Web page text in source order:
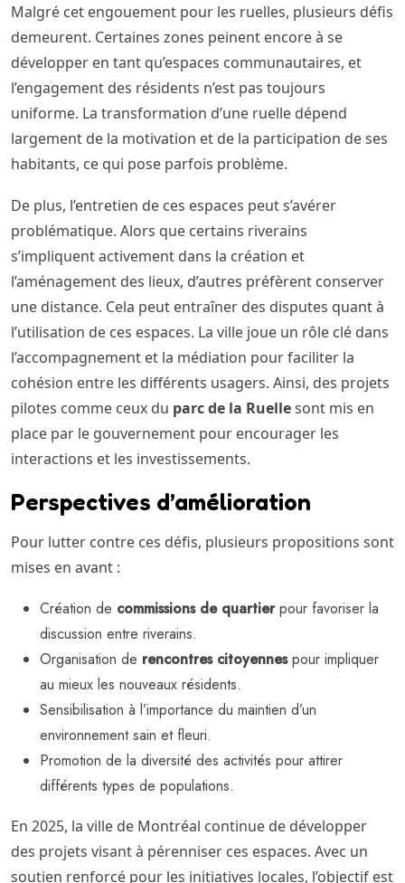
Malgré cet engouement pour les ruelles, plusieurs défis
demeurent. Certaines zones peinent encore à se
développer en tant qu’espaces communautaires, et
l’engagement des résidents n’est pas toujours
uniforme. La transformation d’une ruelle dépend
largement de la motivation et de la participation de ses
habitants, ce qui pose parfois problème.
De plus, l’entretien de ces espaces peut s’avérer
problématique. Alors que certains riverains
s’impliquent activement dans la création et
l’aménagement des lieux, d’autres préfèrent conserver
une distance. Cela peut entraîner des disputes quant à
l’utilisation de ces espaces. La ville joue un rôle clé dans
l’accompagnement et la médiation pour faciliter la
cohésion entre les différents usagers. Ainsi, des projets
pilotes comme ceux du parc de la Ruellesont mis en
place par le gouvernement pour encourager les
interactions et les investissements.
Perspectives d’amélioration
Pour lutter contre ces défis, plusieurs propositions sont
mises en avant :
Création de commissions de quartierpour favoriser la
discussion entre riverains.
Organisation de rencontres citoyennespour impliquer
au mieux les nouveaux résidents.
Sensibilisation à l’importance du maintien d’un
environnement sain et fleuri.
Promotion de la diversité des activités pour attirer
différents types de populations.
En 2025, la ville de Montréal continue de développer
des projets visant à pérenniser ces espaces. Avec un
soutien renforcé pour les initiatives locales, l’objectif est